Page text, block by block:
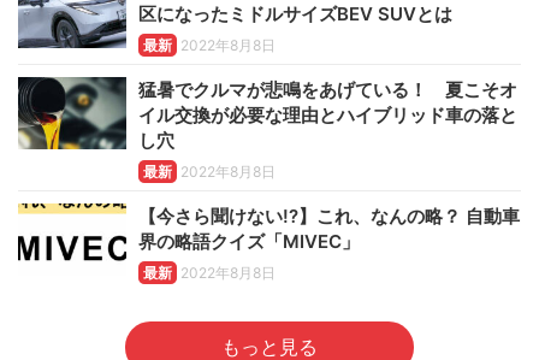
区になったミドルサイズBEV SUVとは
最新 2022年8月8日
猛暑でクルマが悲鳴をあげている！ 夏こそオ
イル交換が必要な理由とハイブリッド車の落と
し穴
最新 2022年8月8日
【今さら聞けない!?】これ、なんの略？ 自動車
界の略語クイズ「MIVEC」
最新 2022年8月8日
もっと見る